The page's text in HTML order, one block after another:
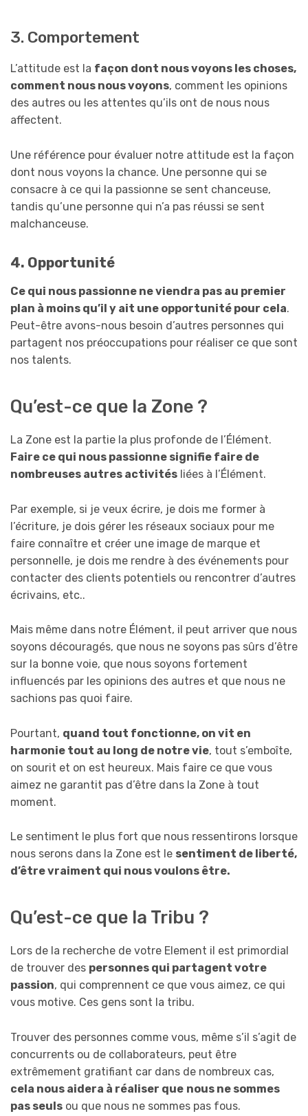
3. Comportement
L’attitude est la façon dont nous voyons les choses,
comment nous nous voyons, comment les opinions
des autres ou les attentes qu’ils ont de nous nous
affectent.
Une référence pour évaluer notre attitude est la façon
dont nous voyons la chance. Une personne qui se
consacre à ce qui la passionne se sent chanceuse,
tandis qu’une personne qui n’a pas réussi se sent
malchanceuse.
4. Opportunité
Ce qui nous passionne ne viendra pas au premier
plan à moins qu’il y ait une opportunité pour cela.
Peut-être avons-nous besoin d’autres personnes qui
partagent nos préoccupations pour réaliser ce que sont
nos talents.
Qu’est-ce que la Zone ?
La Zone est la partie la plus profonde de l’Élément.
Faire ce qui nous passionne signifie faire de
nombreuses autres activités liées à l’Élément.
Par exemple, si je veux écrire, je dois me former à
l’écriture, je dois gérer les réseaux sociaux pour me
faire connaître et créer une image de marque et
personnelle, je dois me rendre à des événements pour
contacter des clients potentiels ou rencontrer d’autres
écrivains, etc..
Mais même dans notre Élément, il peut arriver que nous
soyons découragés, que nous ne soyons pas sûrs d’être
sur la bonne voie, que nous soyons fortement
influencés par les opinions des autres et que nous ne
sachions pas quoi faire.
Pourtant, quand tout fonctionne, on vit en
harmonie tout au long de notre vie, tout s’emboîte,
on sourit et on est heureux. Mais faire ce que vous
aimez ne garantit pas d’être dans la Zone à tout
moment.
Le sentiment le plus fort que nous ressentirons lorsque
nous serons dans la Zone est le sentiment de liberté,
d’être vraiment qui nous voulons être.
Qu’est-ce que la Tribu ?
Lors de la recherche de votre Element il est primordial
de trouver des personnes qui partagent votre
passion, qui comprennent ce que vous aimez, ce qui
vous motive. Ces gens sont la tribu.
Trouver des personnes comme vous, même s’il s’agit de
concurrents ou de collaborateurs, peut être
extrêmement gratifiant car dans de nombreux cas,
cela nous aidera à réaliser que nous ne sommes
pas seuls ou que nous ne sommes pas fous.